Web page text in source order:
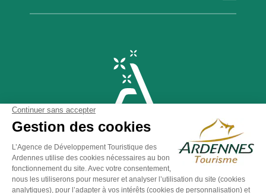
Plan du site - Politique de confidentialité Mentions légales -
Éditer mes cookies -